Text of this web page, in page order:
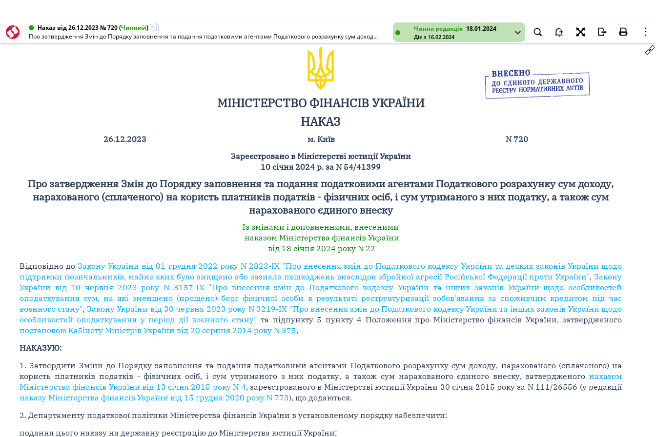
Чинна редакція 18.01.2024
Діє з 16.02.2024
Наказ від 26.12.2023 № 720(Чинний)
Про затвердження Змін до Порядку заповнення та подання податковими агентами Податкового розрахунку сум доходу, нарахованого (сплаченого) на користь платників податків - фізичних осіб, і сум утриманого з них податку, а також сум нарахованого єдиного внеску